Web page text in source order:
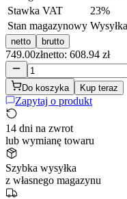
Stawka VAT
23%
Stan magazynowy
netto brutto
749.00złnetto: 608.94 zł
Do koszyka Kup teraz
Zapytaj o produkt
14 dni na zwrot
lub wymianę towaru
Szybka wysyłka
z własnego magazynu